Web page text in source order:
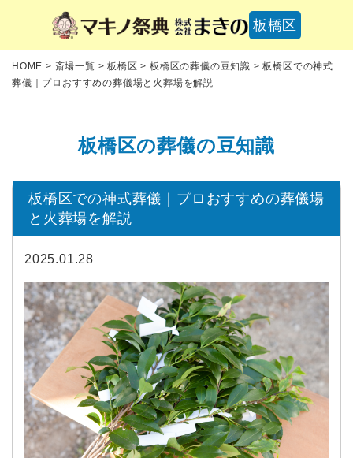
板橋区
HOME > 斎場一覧 >板橋区 >板橋区の葬儀の豆知識 >板橋区での神式
葬儀｜プロおすすめの葬儀場と火葬場を解説
板橋区の葬儀の豆知識
板橋区での神式葬儀｜プロおすすめの葬儀場
と火葬場を解説
2025.01.28